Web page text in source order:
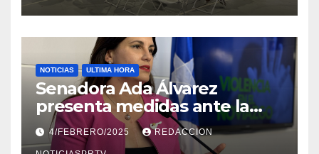
NOTICIAS ULTIMA HORA
Senadora Ada Álvarez
presenta medidas ante la
violencia en el noviazgo
4/FEBRERO/2025 REDACCION